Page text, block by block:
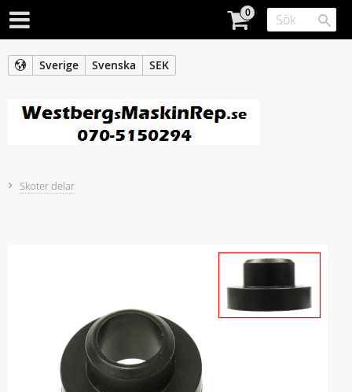
Sverige Svenska SEK
Skoter delar